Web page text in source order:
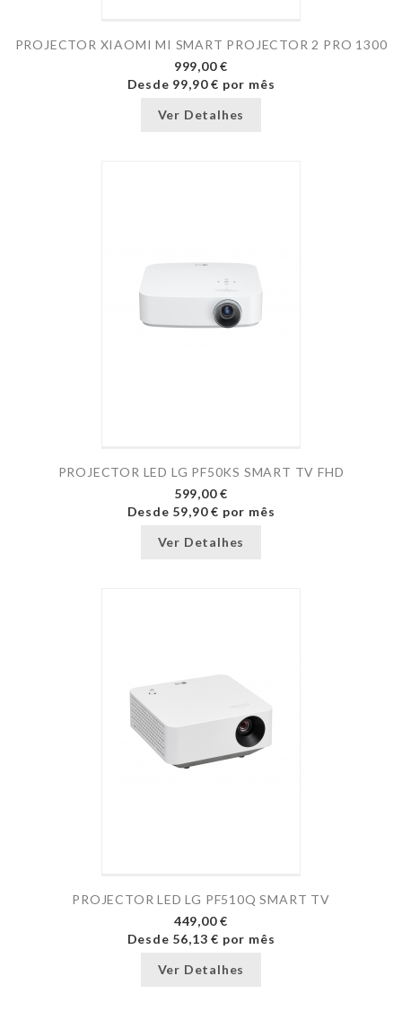
PROJECTOR XIAOMI MI SMART PROJECTOR 2 PRO 1300
999,00 €
Desde 99,90 € por mês
Ver Detalhes
PROJECTOR LED LG PF50KS SMART TV FHD
599,00 €
Desde 59,90 € por mês
Ver Detalhes
PROJECTOR LED LG PF510Q SMART TV
449,00 €
Desde 56,13 € por mês
Ver Detalhes